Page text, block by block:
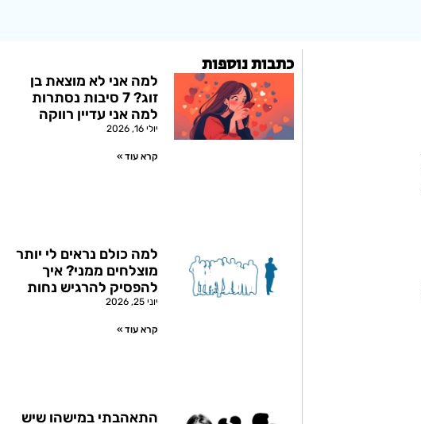
כתבות נוספות
למה אני לא מוצאת בן
זוג? 7 סיבות נסתרות
למה אני עדיין רווקה
יולי 16, 2026
קרא עוד »
למה כולם נראים לי יותר
מוצלחים ממני? איך
להפסיק להרגיש נחות
יוני 25, 2026
קרא עוד »
התאהבתי במישהו שיש